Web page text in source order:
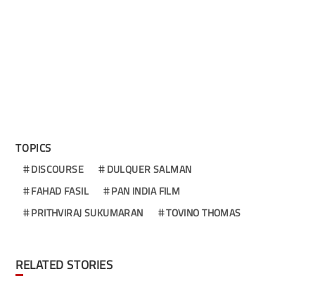
TOPICS
DISCOURSE
DULQUER SALMAN
FAHAD FASIL
PAN INDIA FILM
PRITHVIRAJ SUKUMARAN
TOVINO THOMAS
RELATED STORIES